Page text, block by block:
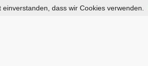
dass wir Cookies verwenden.